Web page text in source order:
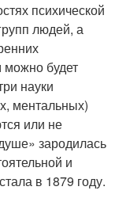
психической
людей, а
можно будет
науки
ментальных)
или не
зародилась
и
в 1879 году.